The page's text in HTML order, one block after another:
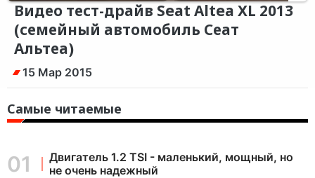
Видео тест-драйв Seat Altea XL 2013
(семейный автомобиль Сеат
Альтеа)
15 Мар 2015
Самые читаемые
Двигатель 1.2 TSI - маленький, мощный, но
не очень надежный